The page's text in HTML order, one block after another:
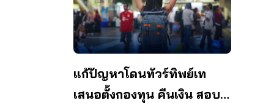
แก้ปัญหาโดนทัวร์ทิพย์เท
เสนอตั้งกองทุน คืนเงิน สอบ